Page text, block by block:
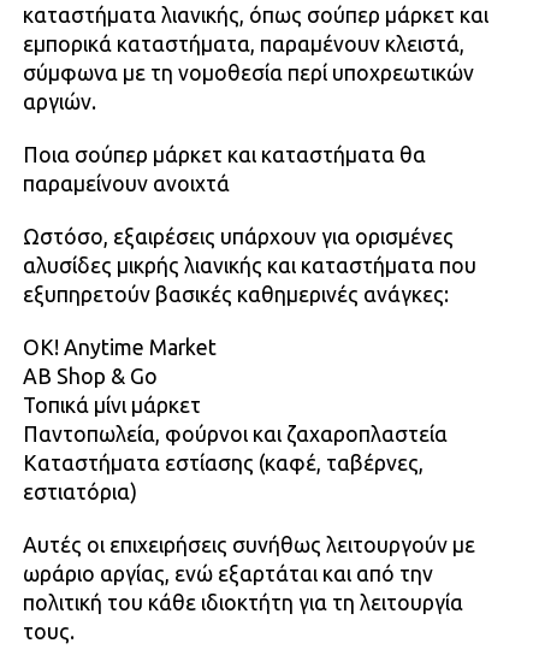
καταστήματα λιανικής, όπως σούπερ μάρκετ και
εμπορικά καταστήματα, παραμένουν κλειστά,
σύμφωνα με τη νομοθεσία περί υποχρεωτικών
αργιών.
Ποια σούπερ μάρκετ και καταστήματα θα
παραμείνουν ανοιχτά
Ωστόσο, εξαιρέσεις υπάρχουν για ορισμένες
αλυσίδες μικρής λιανικής και καταστήματα που
εξυπηρετούν βασικές καθημερινές ανάγκες:
OK! Anytime Market
AB Shop & Go
Τοπικά μίνι μάρκετ
Παντοπωλεία, φούρνοι και ζαχαροπλαστεία
Καταστήματα εστίασης (καφέ, ταβέρνες,
εστιατόρια)
Αυτές οι επιχειρήσεις συνήθως λειτουργούν με
ωράριο αργίας, ενώ εξαρτάται και από την
πολιτική του κάθε ιδιοκτήτη για τη λειτουργία
τους.